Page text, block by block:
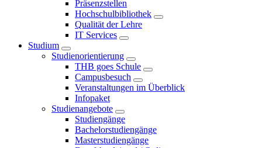
Präsenzstellen
Hochschulbibliothek
Qualität der Lehre
IT Services
Studium
Studienorientierung
THB goes Schule
Campusbesuch
Veranstaltungen im Überblick
Infopaket
Studienangebote
Studiengänge
Bachelorstudiengänge
Masterstudiengänge